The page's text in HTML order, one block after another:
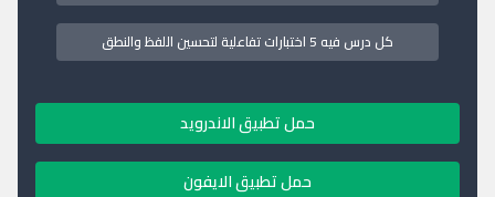
كل درس فيه 5 اختبارات تفاعلية لتحسين اللفظ والنطق
حمل تطبيق الاندرويد
حمل تطبيق الايفون